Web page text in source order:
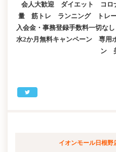
会人大歓迎 ダイエット コ
量 筋トレ ランニング トレ
入会金・事務登録手数料一切
水2か月無料キャンペーン 専用
ン
イオンモール日根野